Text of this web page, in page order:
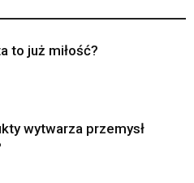
to już miłość?
wytwarza przemysł